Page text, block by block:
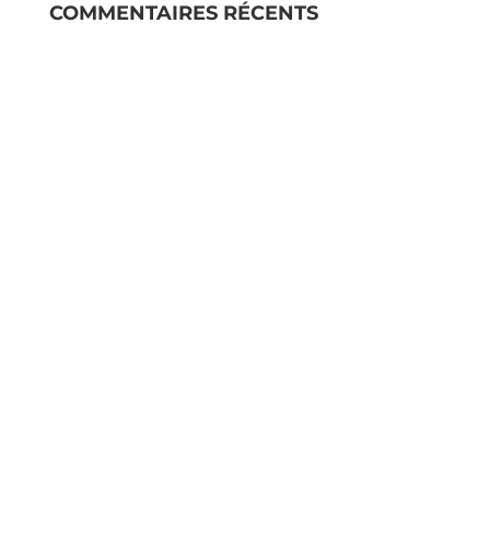
COMMENTAIRES RÉCENTS